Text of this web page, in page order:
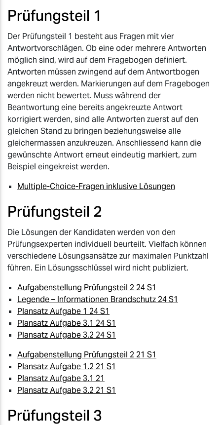
Prüfungsteil 1
Der Prüfungsteil 1 besteht aus Fragen mit vier
Antwortvorschlägen. Ob eine oder mehrere Antworten
möglich sind, wird auf dem Fragebogen definiert.
Antworten müssen zwingend auf dem Antwortbogen
angekreuzt werden. Markierungen auf dem Fragebogen
werden nicht bewertet. Muss während der
Beantwortung eine bereits angekreuzte Antwort
korrigiert werden, sind alle Antworten zuerst auf den
gleichen Stand zu bringen beziehungsweise alle
gleichermassen anzukreuzen. Anschliessend kann die
gewünschte Antwort erneut eindeutig markiert, zum
Beispiel eingekreist werden.
Multiple-Choice-Fragen inklusive Lösungen
Prüfungsteil 2
Die Lösungen der Kandidaten werden von den
Prüfungsexperten individuell beurteilt. Vielfach können
verschiedene Lösungsansätze zur maximalen Punktzahl
führen. Ein Lösungsschlüssel wird nicht publiziert.
Aufgabenstellung Prüfungsteil 2 24 S1
Legende – Informationen Brandschutz 24 S1
Plansatz Aufgabe 1 24 S1
Plansatz Aufgabe 3.1 24 S1
Plansatz Aufgabe 3.2 24 S1
Aufgabenstellung Prüfungsteil 2 21 S1
Plansatz Aufgabe 1.2 21 S1
Plansatz Aufgabe 3.1 21
Plansatz Aufgabe 3.2 21 S1
Prüfungsteil 3